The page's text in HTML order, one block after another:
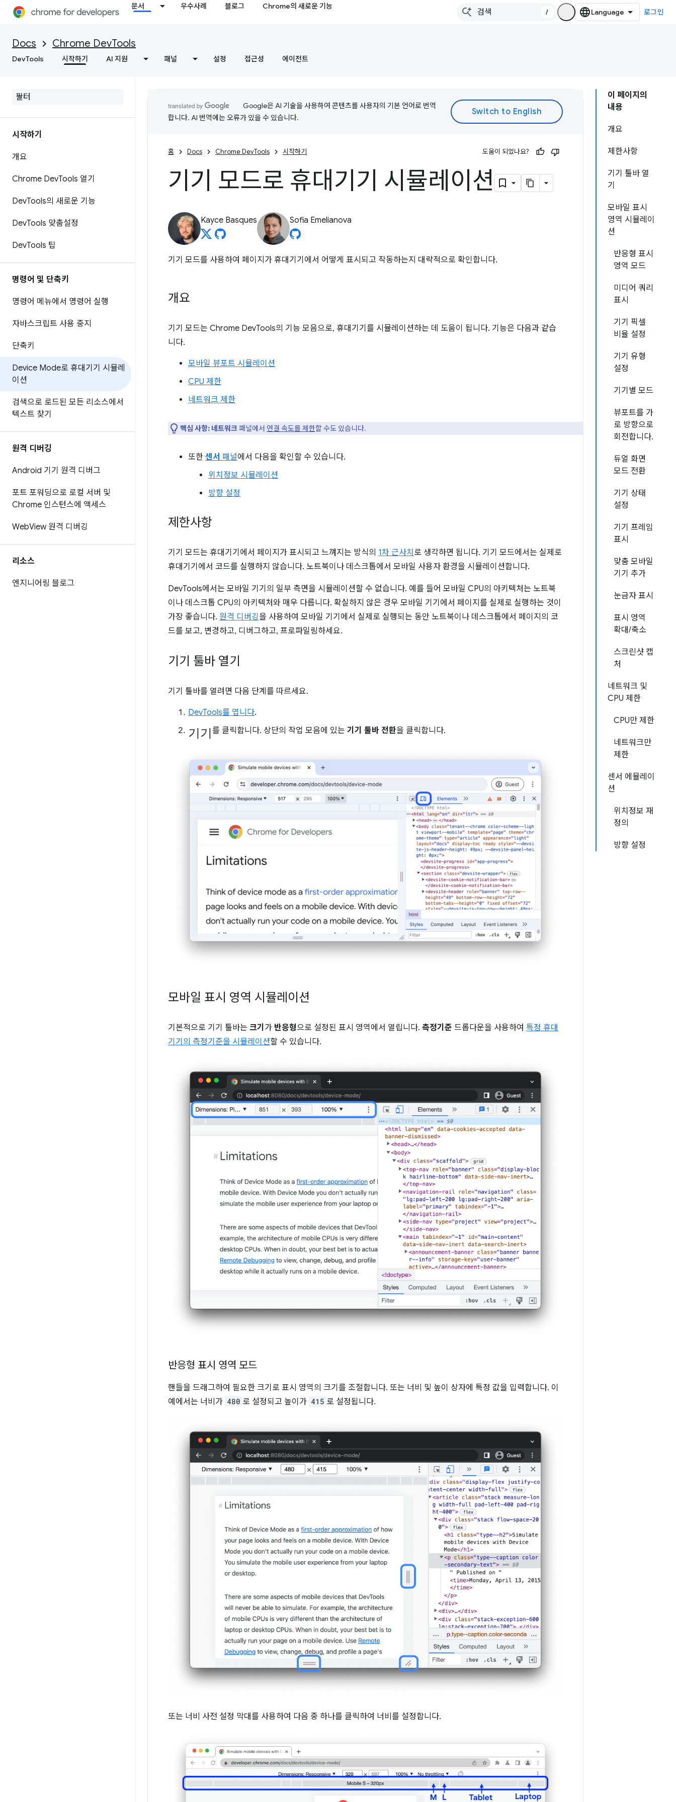
문서 우수사례 블로그 Chrome의 새로운 기능
/ 로그인
Docs Chrome DevTools
DevTools 시작하기 AI 지원 패널 설정 접근성 에이전트
시작하기
개요
Chrome DevTools 열기
DevTools의 새로운 기능
DevTools 맞춤설정
DevTools 팁
명령어 및 단축키
명령어 메뉴에서 명령어 실행
자바스크립트 사용 중지
단축키
Device Mode로 휴대기기 시뮬레
이션
검색으로 로드된 모든 리소스에서
텍스트 찾기
원격 디버깅
Android 기기 원격 디버그
포트 포워딩으로 로컬 서버 및
Chrome 인스턴스에 액세스
WebView 원격 디버깅
리소스
엔지니어링 블로그
이 페이지의
내용
개요
제한사항
기기 툴바 열
기
모바일 표시
영역 시뮬레이
션
반응형 표시
영역 모드
미디어 쿼리
표시
기기 픽셀
비율 설정
기기 유형
설정
기기별 모드
뷰포트를 가
로 방향으로
회전합니다.
듀얼 화면
모드 전환
기기 상태
설정
기기 프레임
표시
맞춤 모바일
기기 추가
눈금자 표시
표시 영역
확대/축소
스크린샷 캡
처
네트워크 및
CPU 제한
CPU만 제한
네트워크만
제한
센서 에뮬레이
션
위치정보 재
정의
방향 설정
Google은 AI 기술을 사용하여 콘텐츠를 사용자의 기본 언어로 번역
합니다. AI 번역에는 오류가 있을 수 있습니다.
홈 Docs Chrome DevTools 시작하기 도움이 되었나요?
기기 모드로 휴대기기 시뮬레이션
Kayce Basques Sofia Emelianova
기기 모드를 사용하여 페이지가 휴대기기에서 어떻게 표시되고 작동하는지 대략적으로 확인합니다.
개요
기기 모드는 Chrome DevTools의 기능 모음으로, 휴대기기를 시뮬레이션하는 데 도움이 됩니다. 기능은 다음과 같습
니다.
모바일 뷰포트 시뮬레이션
CPU 제한
네트워크 제한
핵심 사항: 네트워크 패널에서 연결 속도를 제한할 수도 있습니다.
또한 센서 패널에서 다음을 확인할 수 있습니다.
위치정보 시뮬레이션
방향 설정
제한사항
기기 모드는 휴대기기에서 페이지가 표시되고 느껴지는 방식의 1차 근사치 로 생각하면 됩니다. 기기 모드에서는 실제로
휴대기기에서 코드를 실행하지 않습니다. 노트북이나 데스크톱에서 모바일 사용자 환경을 시뮬레이션합니다.
DevTools에서는 모바일 기기의 일부 측면을 시뮬레이션할 수 없습니다. 예를 들어 모바일 CPU의 아키텍처는 노트북
이나 데스크톱 CPU의 아키텍처와 매우 다릅니다. 확실하지 않은 경우 모바일 기기에서 페이지를 실제로 실행하는 것이
가장 좋습니다. 원격 디버깅을 사용하여 모바일 기기에서 실제로 실행되는 동안 노트북이나 데스크톱에서 페이지의 코
드를 보고, 변경하고, 디버그하고, 프로파일링하세요.
기기 툴바 열기
기기 툴바를 열려면 다음 단계를 따르세요.
DevTools를 엽니다.
기기를 클릭합니다. 상단의 작업 모음에 있는 기기 툴바 전환을 클릭합니다.
모바일 표시 영역 시뮬레이션
기본적으로 기기 툴바는 크기 가 반응형으로 설정된 표시 영역에서 열립니다. 측정기준 드롭다운을 사용하여 특정 휴대
기기의 측정기준을 시뮬레이션할 수 있습니다.
반응형 표시 영역 모드
핸들을 드래그하여 필요한 크기로 표시 영역의 크기를 조절합니다. 또는 너비 및 높이 상자에 특정 값을 입력합니다. 이
예에서는 너비가 480 로 설정되고 높이가 415 로 설정됩니다.
또는 너비 사전 설정 막대를 사용하여 다음 중 하나를 클릭하여 너비를 설정합니다.